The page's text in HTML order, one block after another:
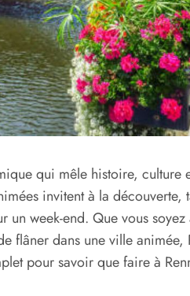
qui mêle histoire, culture
invitent à la
week-end. Que vous soyez
flâner dans une ville animée,
pour savoir que faire à